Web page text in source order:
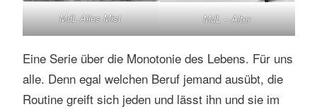
MdL Alles Mist MdL – Alter
Eine Serie über die Monotonie des Lebens. Für uns
alle. Denn egal welchen Beruf jemand ausübt, die
Routine greift sich jeden und lässt ihn und sie im